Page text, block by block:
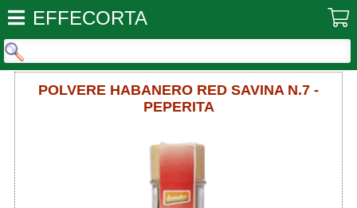
EFFECORTA
POLVERE HABANERO RED SAVINA N.7 -
PEPERITA